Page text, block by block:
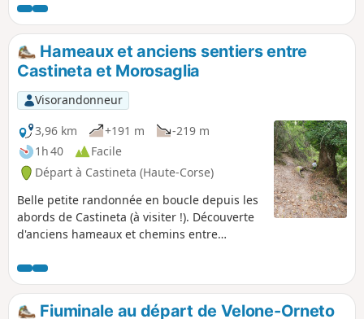
Fiuminale et des forêts de châtaigniers
centenaires. Du sommet du Croce Niolo à
995 m d'altitude, vous aurez un panorama à
360°. À l'Ouest sur le Monte San Petrone,
plus haut sommet de Castagniccia. À l'Est,
l'archipel Toscan : Îles d'Elbe, Monte Cristo.
Au Nord, la Casinca et la région bastiaise.
Préservés du tourisme de masse, vous aurez
l'occasion de visiter trois villages
traditionnels de la haute région de la Costa
Verde.
Hameaux et anciens sentiers entre
Castineta et Morosaglia
Visorandonneur
3,96 km
+191 m
-219 m
1h 40
Facile
Départ à Castineta (Haute-Corse)
Belle petite randonnée en boucle depuis les
abords de Castineta (à visiter !). Découverte
d'anciens hameaux et chemins entre
très utilisés à l'époque où la route de
Castineta n'existait pas.
Fiuminale au départ de Velone-Orneto